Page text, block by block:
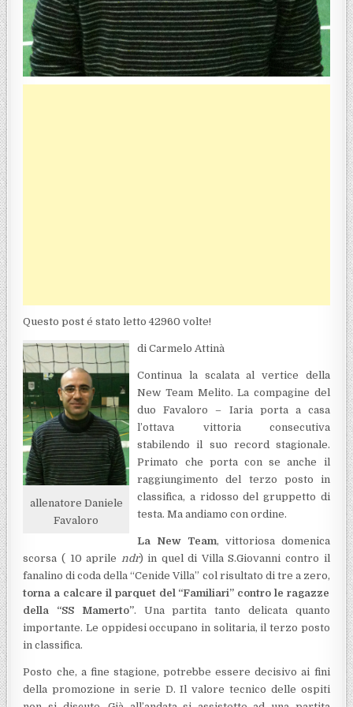
Questo post é stato letto 42960 volte!
allenatore Daniele
Favaloro
di Carmelo Attinà
Continua la scalata al vertice della
New Team Melito. La compagine del
duo Favaloro – Iaria porta a casa
l’ottava vittoria consecutiva
stabilendo il suo record stagionale.
Primato che porta con se anche il
raggiungimento del terzo posto in
classifica, a ridosso del gruppetto di
testa. Ma andiamo con ordine.
La New Team, vittoriosa domenica
scorsa ( 10 aprile ndr) in quel di Villa S.Giovanni contro il
fanalino di coda della “Cenide Villa” col risultato di tre a zero,
torna a calcare il parquet del “Familiari” contro le ragazze
della “SS Mamerto”. Una partita tanto delicata quanto
importante. Le oppidesi occupano in solitaria, il terzo posto
in classifica.
Posto che, a fine stagione, potrebbe essere decisivo ai fini
della promozione in serie D. Il valore tecnico delle ospiti